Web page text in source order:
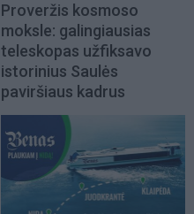
Proveržis kosmoso
moksle: galingiausias
teleskopas užfiksavo
istorinius Saulės
paviršiaus kadrus